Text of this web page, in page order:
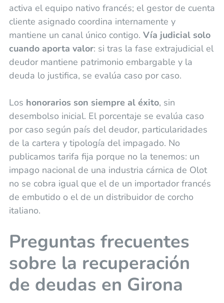
activa el equipo nativo francés; el gestor de cuenta
cliente asignado coordina internamente y
mantiene un canal único contigo. Vía judicial solo
cuando aporta valor: si tras la fase extrajudicial el
deudor mantiene patrimonio embargable y la
deuda lo justifica, se evalúa caso por caso.
Los honorarios son siempre al éxito, sin
desembolso inicial. El porcentaje se evalúa caso
por caso según país del deudor, particularidades
de la cartera y tipología del impagado. No
publicamos tarifa fija porque no la tenemos: un
impago nacional de una industria cárnica de Olot
no se cobra igual que el de un importador francés
de embutido o el de un distribuidor de corcho
italiano.
Preguntas frecuentes
sobre la recuperación
de deudas en Girona